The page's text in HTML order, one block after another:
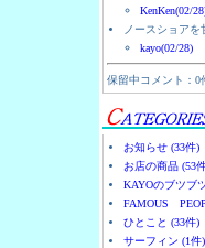
KenKen(02/
ノースショア
kayo(02/28)
保留中コメント：0
お知らせ (33件)
お店の商品 (53
KAYOのブツブ
FAMOUS
ひとこと (33件)
サーフィン (1件)